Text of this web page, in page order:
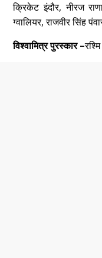
क्रिकेट इंदौर, नीरज
ग्वालियर, राजवीर सिंह
विश्वामित्र पुरस्कार –